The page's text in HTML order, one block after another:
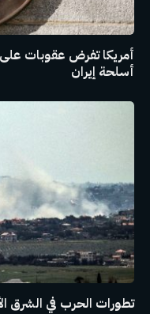
أسلحة إيران
تطورات الحرب في الشرق